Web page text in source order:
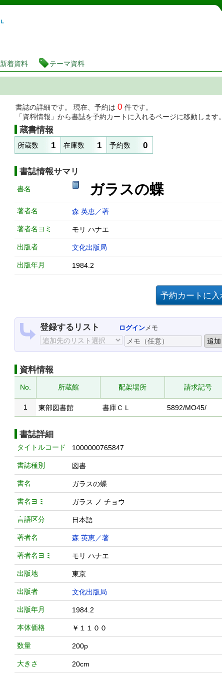
図書館 蔵書検索・予約システム
新着資料 テーマ資料
書誌の詳細です。 現在、予約は 0 件です。
「資料情報」から書誌を予約カートに入れるページに移動します。
蔵書情報
所蔵数 1 在庫数 1 予約数 0
書誌情報サマリ
書名 ガラスの蝶
著者名 森 英恵／著
著者名ヨミ モリ ハナエ
出版者 文化出版局
出版年月 1984.2
登録するリスト ログインメモ
資料情報
No. 所蔵館 配架場所 請求記号
1
東部図書館 書庫ＣＬ 5892/MO45/
書誌詳細
タイトルコード 1000000765847
書誌種別 図書
書名 ガラスの蝶
書名ヨミ ガラス ノ チョウ
言語区分 日本語
著者名 森 英恵／著
著者名ヨミ モリ ハナエ
出版地 東京
出版者 文化出版局
出版年月 1984.2
本体価格 ￥１１００
数量 200p
大きさ 20cm